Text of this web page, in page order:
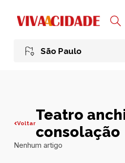
São Paulo
VoltarTeatro
consolação
Nenhum artigo